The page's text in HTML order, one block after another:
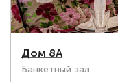
Дом 8А
Банкетный зал